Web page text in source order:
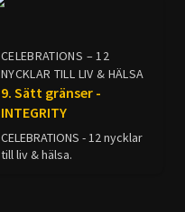
CELEBRATIONS – 12
NYCKLAR TILL LIV & HÄLSA
9. Sätt gränser -
INTEGRITY
CELEBRATIONS - 12 nycklar
till liv & hälsa.